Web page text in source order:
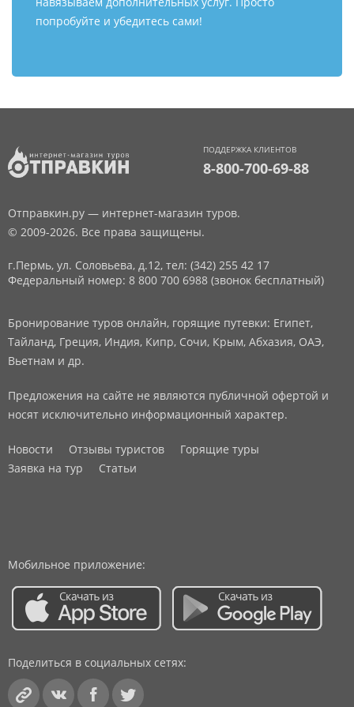
попробуйте и убедитесь сами!
ПОДДЕРЖКА КЛИЕНТОВ
8-800-700-69-88
Отправкин.ру — интернет-магазин туров.
© 2009-2026. Все права защищены.
г.Пермь, ул. Соловьева, д.12, тел: (342) 255 42 17
Федеральный номер: 8 800 700 6988 (звонок бесплатный)
Бронирование туров онлайн, горящие путевки: Египет,
Тайланд, Греция, Индия, Кипр, Сочи, Крым, Абхазия, ОАЭ,
Вьетнам и др.
Предложения на сайте не являются публичной офертой и
носят исключительно информационный характер.
Новости Отзывы туристов
Горящие туры
Заявка на тур
Статьи
Мобильное приложение:
Поделиться в социальных сетях: